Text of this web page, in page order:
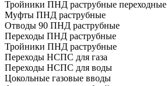
Тройники ПНД раструбные переходные
Муфты ПНД раструбные
Отводы 90 ПНД раструбные
Переходы ПНД раструбные
Тройники ПНД раструбные
Переходы НСПС для газа
Переходы НСПС для воды
Цокольные газовые вводы